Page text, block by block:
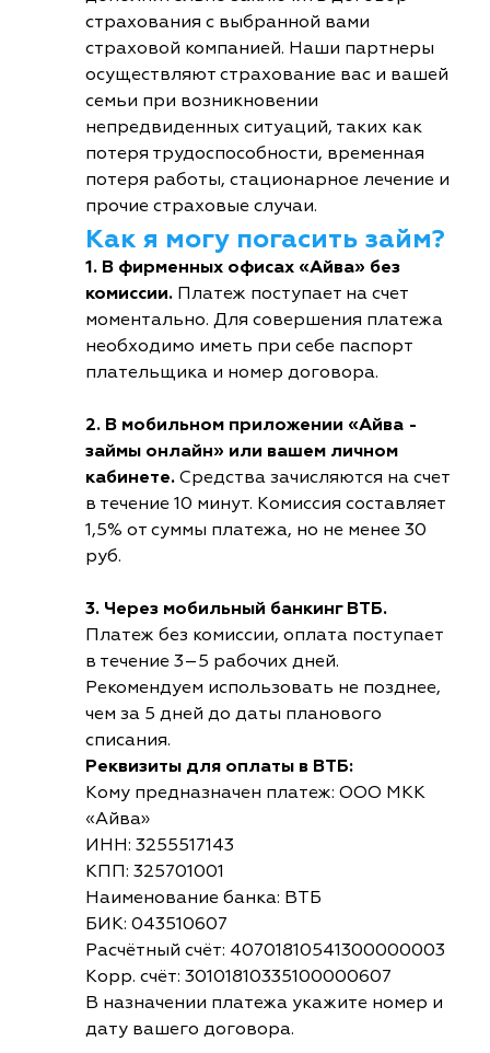
страхования с выбранной вами
страховой компанией. Наши партнеры
осуществляют страхование вас и вашей
семьи при возникновении
непредвиденных ситуаций, таких как
потеря трудоспособности, временная
потеря работы, стационарное лечение и
прочие страховые случаи.
Как я могу погасить займ?
1. В фирменных офисах «Айва» без
комиссии. Платеж поступает на счет
моментально. Для совершения платежа
необходимо иметь при себе паспорт
плательщика и номер договора.
2. В мобильном приложении «Айва -
займы онлайн» или вашем личном
кабинете. Средства зачисляются на счет
в течение 10 минут. Комиссия составляет
1,5% от суммы платежа, но не менее 30
руб.
3. Через мобильный банкинг ВТБ.
Платеж без комиссии, оплата поступает
в течение 3–5 рабочих дней.
Рекомендуем использовать не позднее,
чем за 5 дней до даты планового
списания.
Реквизиты для оплаты в ВТБ:
Кому предназначен платеж: ООО МКК
«Айва»
ИНН: 3255517143
КПП: 325701001
Наименование банка: ВТБ
БИК: 043510607
Расчётный счёт: 40701810541300000003
Корр. счёт: 30101810335100000607
В назначении платежа укажите номер и
дату вашего договора.